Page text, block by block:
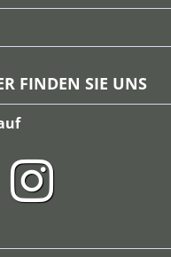
FINDEN SIE UNS